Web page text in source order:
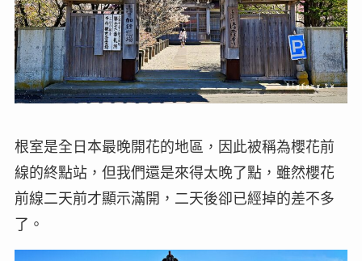
根室是全日本最晚開花的地區，因此被稱為櫻花前
線的終點站，但我們還是來得太晚了點，雖然櫻花
前線二天前才顯示滿開，二天後卻已經掉的差不多
了。